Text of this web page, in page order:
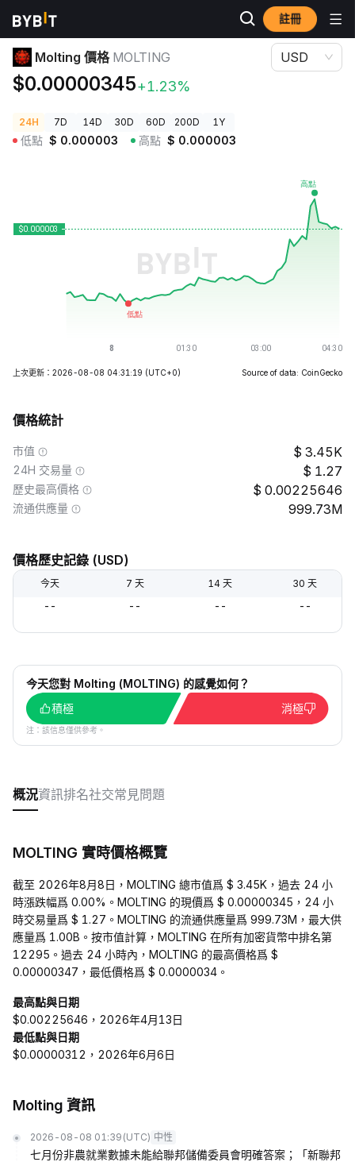
註冊
加密貨幣價格
Molting 價格 MOLTING
$0.00000345+1.23%
USD
24H 7D 14D 30D 60D 200D 1Y
低點 $ 0.000003 高點 $ 0.000003
上次更新：2026-08-08 04:31:19 (UTC+0) Source of data: CoinGecko
價格統計
市值 3.45K
24H 交易量 1.27
歷史最高價格 0.00225646
流通供應量 999.73M
價格歷史記錄 (USD)
今天 7 天 14 天 30 天
-- -- -- --
今天您對 Molting (MOLTING) 的感覺如何？
積極
消極
注：該信息僅供參考。
概況資訊排名社交常見問題
MOLTING 實時價格概覽
截至 2026年8月8日，MOLTING 總市值爲 $ 3.45K，過去 24 小
時漲跌幅爲 0.00%。MOLTING 的現價爲 $ 0.00000345，24 小
時交易量爲 $ 1.27。MOLTING 的流通供應量爲 999.73M，最大供
應量爲 1.00B。按市值計算，MOLTING 在所有加密貨幣中排名第
12295。過去 24 小時內，MOLTING 的最高價格爲 $
0.00000347，最低價格爲 $ 0.0000034。
最高點與日期
$0.00225646，2026年4月13日
最低點與日期
$0.00000312，2026年6月6日
Molting 資訊
2026-08-08 01:39 (UTC) 中性
七月份非農就業數據未能給聯邦儲備委員會明確答案；「新聯邦